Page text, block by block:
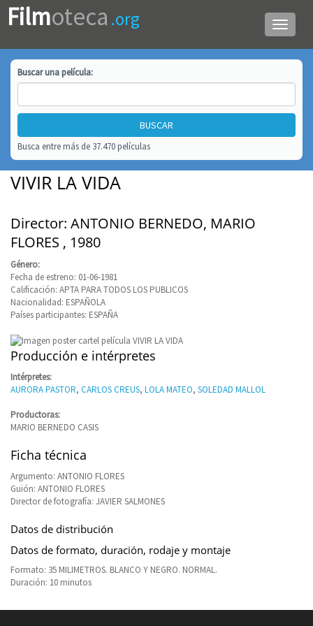
Menú
de
Filmoteca .org
Buscar unapelícula:
Busca entre más de 37.470 películas
VIVIR LA VIDA
Director: ANTONIO BERNEDO, MARIO
FLORES , 1980
Género:
Fecha de estreno: 01-06-1981
Calificación: APTA PARA TODOS LOS PUBLICOS
Nacionalidad: ESPAÑOLA
Países participantes: ESPAÑA
Producción e intérpretes
Intérpretes:
AURORA PASTOR, CARLOS CREUS, LOLA MATEO, SOLEDAD MALLOL
Productoras:
MARIO BERNEDO CASIS
Ficha técnica
Argumento: ANTONIO FLORES
Guión: ANTONIO FLORES
Director de fotografía: JAVIER SALMONES
Datos de distribución
Datos de formato, duración, rodaje y montaje
Formato: 35 MILIMETROS. BLANCO Y NEGRO. NORMAL.
Duración: 10 minutos